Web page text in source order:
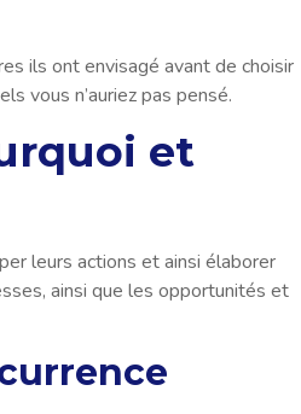
ils ont envisagé avant de choisir
vous n’auriez pas pensé.
et
leurs actions et ainsi élaborer
ainsi que les opportunités et